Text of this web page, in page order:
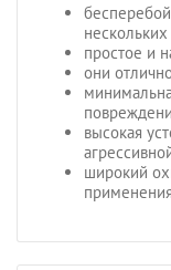
простое и
они
высокая
широкий